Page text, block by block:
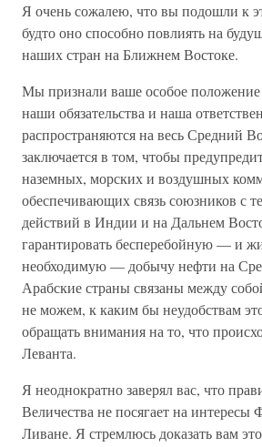
Я очень сожалею, что вы подошли к
будто оно способно повлиять на
наших стран на Ближнем Востоке.
Мы признали ваше особое
наши обязательства и наша
распространяются на весь Средний
заключается в том, чтобы
наземных, морских и воздушных
обеспечивающих связь союзников с
действий в Индии и на Дальнем
гарантировать бесперебойную — и
необходимую — добычу нефти на
Арабские страны связаны между
не можем, к каким бы неудобствам
обращать внимания на то, что
Леванта.
Я неоднократно заверял вас, что
Величества не посягает на
Ливане. Я стремлюсь доказать вам